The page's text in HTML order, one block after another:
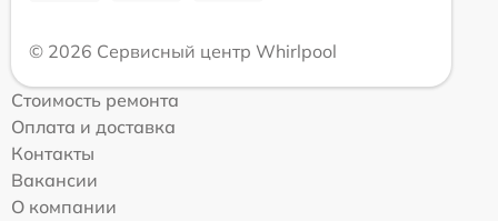
© 2026 Сервисный центр Whirlpool
Стоимость ремонта
Оплата и доставка
Контакты
Вакансии
О компании